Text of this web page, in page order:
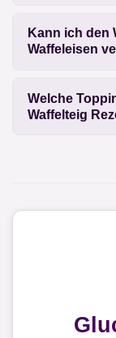
Kann ich den
Waffeleisen
Welche
Waffelteig